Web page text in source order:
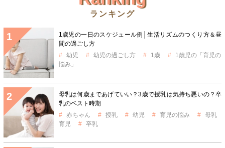
ランキング
1歳児の一日のスケジュール例│生活リズムのつくり方＆昼
間の過ごし方
幼児
幼児の過ごし方 1歳
1歳児の「育児の
悩み」
母乳は何歳まであげていい？3歳で授乳は気持ち悪いの？卒
乳のベスト時期
赤ちゃん
授乳 幼児 育児の悩み
母乳
育児
卒乳